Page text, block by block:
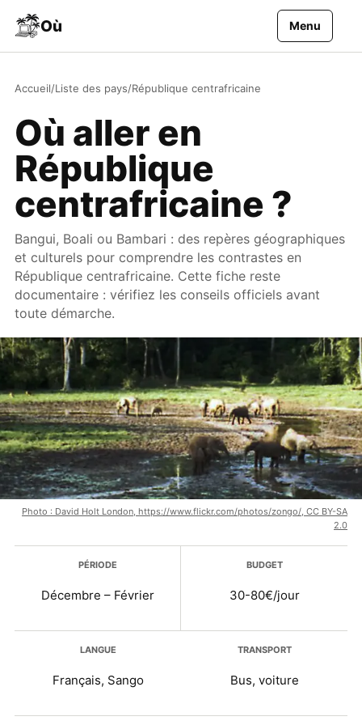
Où Menu
Accueil/Liste des pays/République centrafricaine
Où aller en
République
centrafricaine ?
Bangui, Boali ou Bambari : des repères géographiques
et culturels pour comprendre les contrastes en
République centrafricaine. Cette fiche reste
documentaire : vérifiez les conseils officiels avant
toute démarche.
Photo : David Holt London, https://www.flickr.com/photos/zongo/, CC BY-SA
2.0
Plus d’infos
PÉRIODE
Décembre – Février
BUDGET
30-80€/jour
LANGUE
Français, Sango
TRANSPORT
Bus, voiture